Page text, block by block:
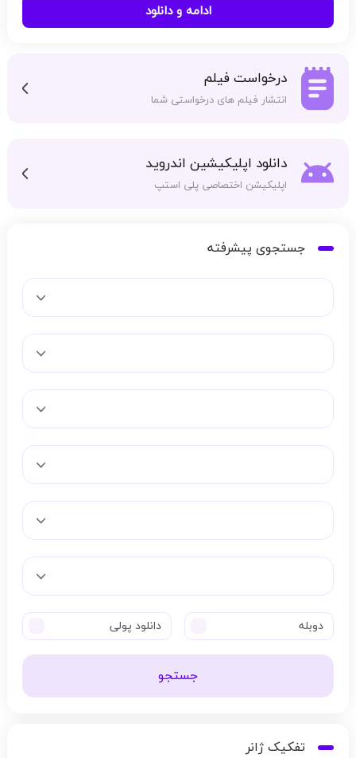
ادامه و دانلود
درخواست فیلم
انتشار فیلم های درخواستی شما
دانلود اپلیکیشین اندروید
اپلیکیشن اختصاصی پلی استپ
جستجوی پیشرفته
دوبله دانلود پولی
جستجو
تفکیک ژانر